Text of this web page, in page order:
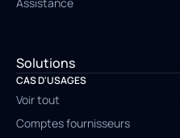
Assistance
Solutions
CAS D'USAGES
Voir tout
Comptes fournisseurs